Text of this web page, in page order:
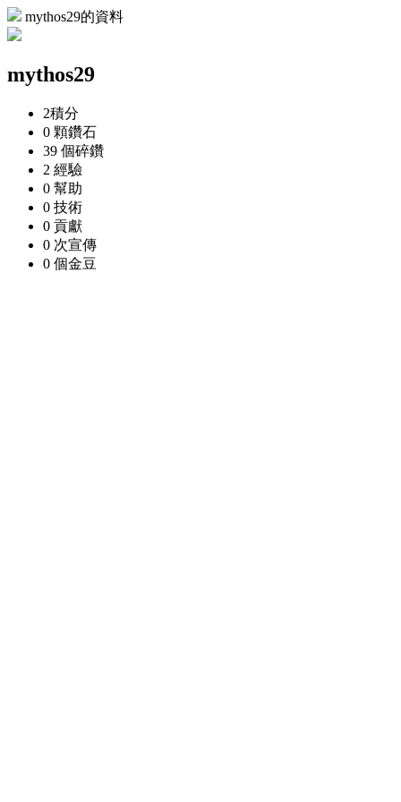
mythos29的資料
mythos29
2積分
0 顆鑽石
39 個碎鑽
2 經驗
0 幫助
0 技術
0 貢獻
0 次宣傳
0 個金豆